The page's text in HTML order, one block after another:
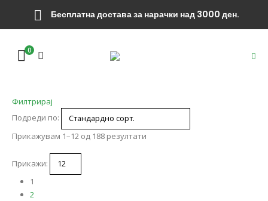
Бесплатна достава за нарачки над 3000 ден.
0
Филтрирај
Подреди по:
Прикажувам 1–12 од 188 резултати
Прикажи:
1
2